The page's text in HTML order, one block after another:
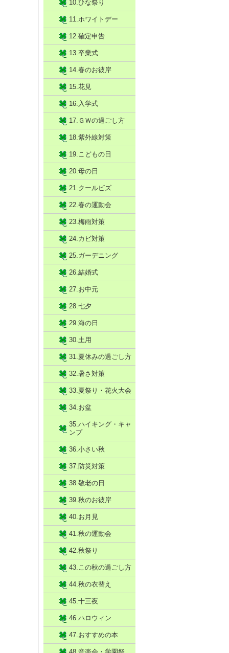
10.ひな祭り
11.ホワイトデー
12.確定申告
13.卒業式
14.春のお彼岸
15.花見
16.入学式
17.ＧＷの過ごし方
18.紫外線対策
19.こどもの日
20.母の日
21.クールビズ
22.春の運動会
23.梅雨対策
24.カビ対策
25.ガーデニング
26.結婚式
27.お中元
28.七夕
29.海の日
30.土用
31.夏休みの過ごし方
32.暑さ対策
33.夏祭り・花火大会
34.お盆
35.ハイキング・キャ
ンプ
36.小さい秋
37.防災対策
38.敬老の日
39.秋のお彼岸
40.お月見
41.秋の運動会
42.秋祭り
43.この秋の過ごし方
44.秋の衣替え
45.十三夜
46.ハロウィン
47.おすすめの本
48.音楽会・学園祭